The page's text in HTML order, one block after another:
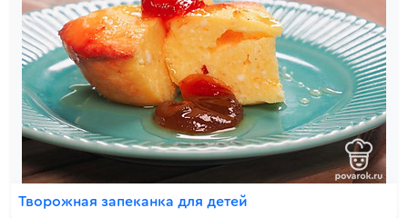
Творожная запеканка для детей